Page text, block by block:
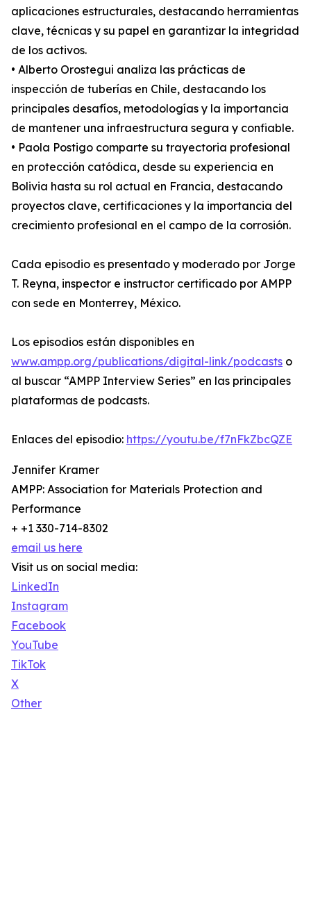
aplicaciones estructurales, destacando herramientas
clave, técnicas y su papel en garantizar la integridad
de los activos.
• Alberto Orostegui analiza las prácticas de
inspección de tuberías en Chile, destacando los
principales desafíos, metodologías y la importancia
de mantener una infraestructura segura y confiable.
• Paola Postigo comparte su trayectoria profesional
en protección catódica, desde su experiencia en
Bolivia hasta su rol actual en Francia, destacando
proyectos clave, certificaciones y la importancia del
crecimiento profesional en el campo de la corrosión.
Cada episodio es presentado y moderado por Jorge
T. Reyna, inspector e instructor certificado por AMPP
con sede en Monterrey, México.
Los episodios están disponibles en
www.ampp.org/publications/digital-link/podcasts o
al buscar “AMPP Interview Series” en las principales
plataformas de podcasts.
Enlaces del episodio: https://youtu.be/f7nFkZbcQZE
Jennifer Kramer
AMPP: Association for Materials Protection and
Performance
+ +1 330-714-8302
email us here
Visit us on social media:
LinkedIn
Instagram
Facebook
YouTube
TikTok
X
Other